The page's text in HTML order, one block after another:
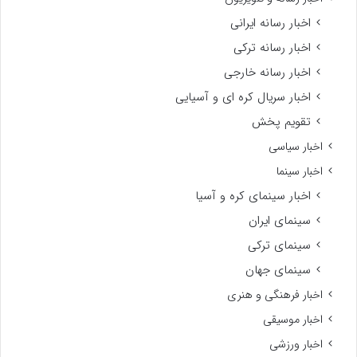
اخبار رسانه ایرانی
اخبار رسانه ترکی
اخبار رسانه خارجی
اخبار سریال کره ای و آسیایی
تقویم پخش
اخبار سیاسی
اخبار سینما
اخبار سینمای کره و آسیا
سینمای ایران
سینمای ترکی
سینمای جهان
اخبار فرهنگی و هنری
اخبار موسیقی
اخبار ورزشی